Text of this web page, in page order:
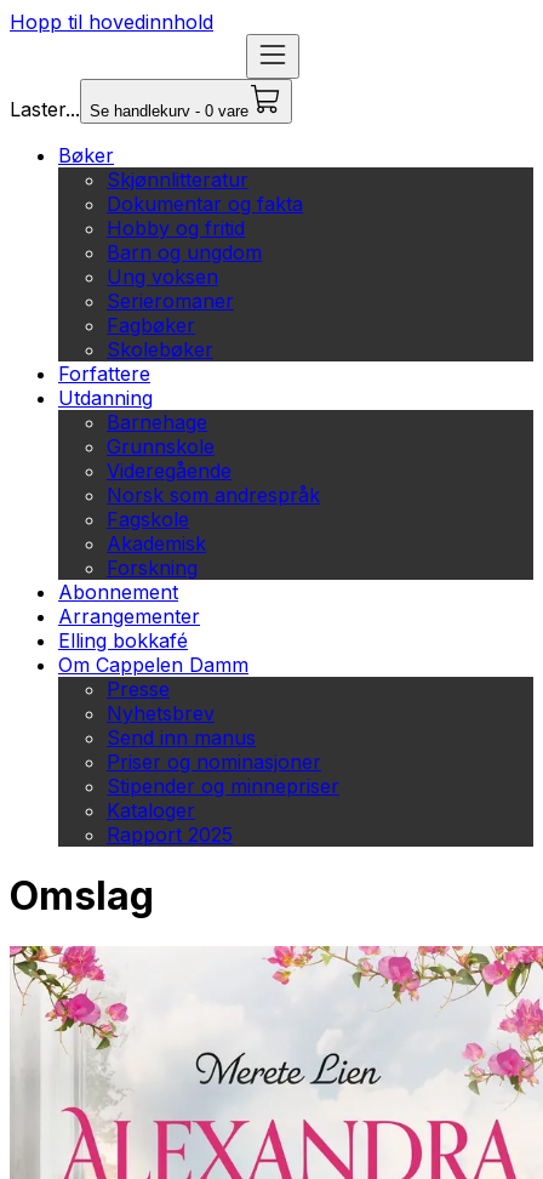
Hopp til hovedinnhold
Laster... Se handlekurv - 0 vare
Bøker
Skjønnlitteratur
Dokumentar og fakta
Hobby og fritid
Barn og ungdom
Ung voksen
Serieromaner
Fagbøker
Skolebøker
Forfattere
Utdanning
Barnehage
Grunnskole
Videregående
Norsk som andrespråk
Fagskole
Akademisk
Forskning
Abonnement
Arrangementer
Elling bokkafé
Om Cappelen Damm
Presse
Nyhetsbrev
Send inn manus
Priser og nominasjoner
Stipender og minnepriser
Kataloger
Rapport 2025
Omslag